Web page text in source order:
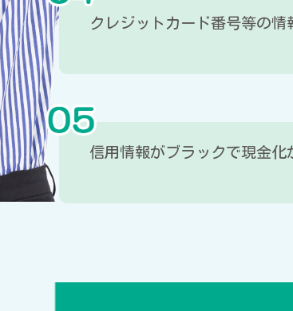
クレジットカード番号等の
信用情報がブラックで現金化